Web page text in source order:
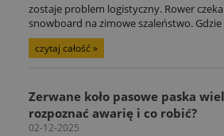
zostaje problem logistyczny. Rower
snowboard na zimowe szaleństwo.
czytaj całość »
Zerwane koło pasowe paska
rozpoznać awarię i co robić?
02-12-2025